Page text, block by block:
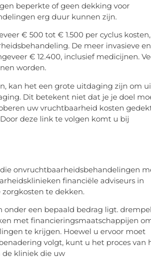
beperkte of geen dekking voor
erg duur kunnen zijn.
€ 500 tot € 1.500 per cyclus kosten,
De meer invasieve en
€ 12.400, inclusief medicijnen.
worden.
kan het een grote uitdaging zijn om
Dit betekent niet dat je je doel
uw vruchtbaarheid kosten
Door deze link te volgen komt u bij
onvruchtbaarheidsbehandelingen
financiële adviseurs in
te dekken.
een bepaald bedrag ligt.
met financieringsmaatschappijen
te krijgen. Hoewel u ervoor moet
volgt, kunt u het proces van
de kliniek die uw